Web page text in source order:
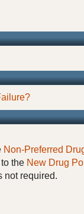
Non-Preferred
the New Drug
not required.